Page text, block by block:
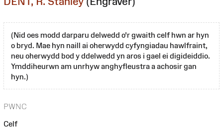
(Nid oes modd darparu delwedd o'r gwaith celf hwn ar hyn
o bryd. Mae hyn naill ai oherwydd cyfyngiadau hawlfraint,
neu oherwydd bod y ddelwedd yn aros i gael ei digideiddio.
Ymddiheurwn am unrhyw anghyfleustra a achosir gan
hyn.)
PWNC
Celf